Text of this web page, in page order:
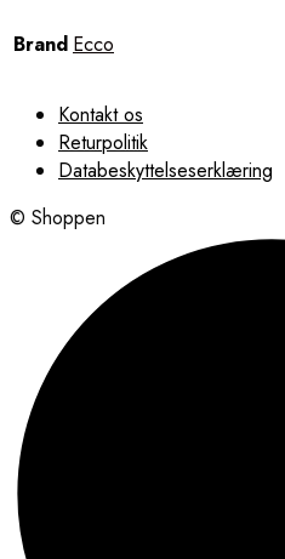
Brand Ecco
Kontakt os
Returpolitik
Databeskyttelseserklæring
© Shoppen